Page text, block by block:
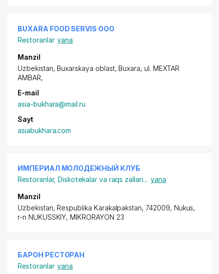
BUXARA FOOD SERVIS ООО
Restoranlar yana
Manzil
Uzbekistan, Buxarskaya oblast, Buxara, ul. MEXTAR
AMBAR,
E-mail
asia-bukhara@mail.ru
Sayt
asiabukhara.com
ИМПЕРИАЛ МОЛОДЕЖНЫЙ КЛУБ
Restoranlar,Diskotekalar va raqs zallari... yana
Manzil
Uzbekistan, Respublika Karakalpakstan, 742009, Nukus,
r-n NUKUSSKIY, MIKRORAYON 23
БАРОН РЕСТОРАН
Restoranlar yana